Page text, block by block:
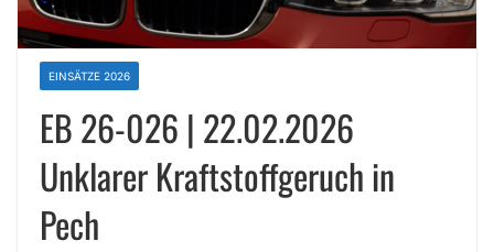
EINSÄTZE 2026
EB 26-026 | 22.02.2026
Unklarer Kraftstoffgeruch in
Pech